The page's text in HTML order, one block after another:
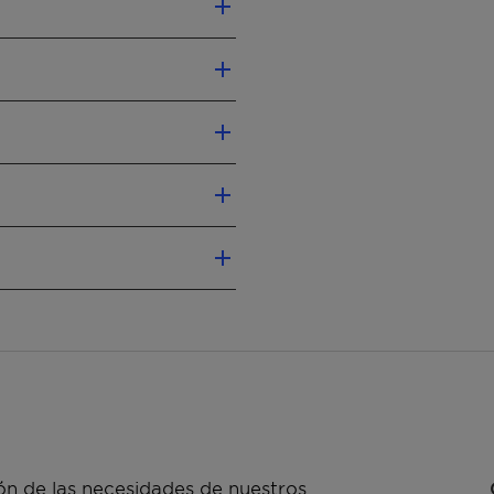
according CLP
Data Sheet.
de las necesidades de nuestros